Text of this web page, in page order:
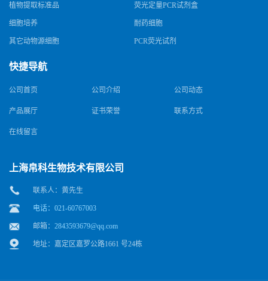
植物提取标准品 荧光定量PCR试剂盒
细胞培养 耐药细胞
其它动物源细胞 PCR荧光试剂
快捷导航
公司首页 公司介绍 公司动态
产品展厅 证书荣誉 联系方式
在线留言
上海帛科生物技术有限公司
联系人：黄先生
电话：021-60767003
邮箱： 2843593679@qq.com
地址：嘉定区嘉罗公路1661 号24栋